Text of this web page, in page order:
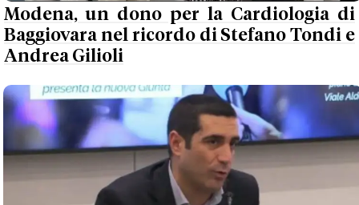
Modena, un dono per la Cardiologia di
Baggiovara nel ricordo di Stefano Tondi e
Andrea Gilioli